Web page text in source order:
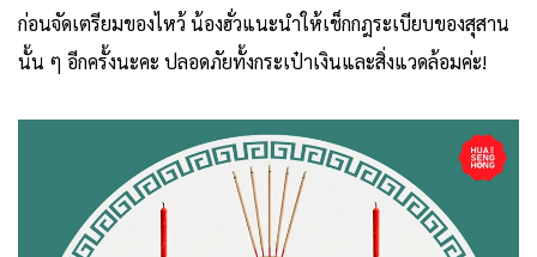
ก่อนจัดเตรียมของไหว้ น้องฮั่วแนะนำให้เช็กกฎระเบียบของสุสาน
นั้น ๆ อีกครั้งนะคะ ปลอดภัยทั้งกระเป๋าเงินและสิ่งแวดล้อมค่ะ!